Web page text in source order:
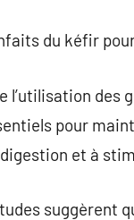
du kéfir
l’utilisation des
pour
et à
suggèrent